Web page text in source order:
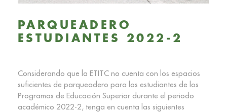
PARQUEADERO
ESTUDIANTES 2022-2
Considerando que la ETITC no cuenta con los espacios
suficientes de parqueadero para los estudiantes de los
Programas de Educación Superior durante el periodo
académico 2022-2, tenga en cuenta las siguientes